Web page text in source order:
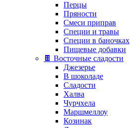
Перцы
Пряности
Смеси приправ
Специи и травы
Специи в баночках
Пищевые добавки
🍫 Восточные сладости
Джезерье
В шоколаде
Сладости
Халва
Чурчхела
Маршмеллоу
Козинак